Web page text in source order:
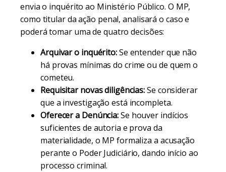
envia o inquérito ao Ministério Público. O MP,
como titular da ação penal, analisará o caso e
poderá tomar uma de quatro decisões:
Arquivar o inquérito:Se entender que não
há provas mínimas do crime ou de quem o
cometeu.
Requisitar novas diligências:Se considerar
que a investigação está incompleta.
Oferecer a Denúncia:Se houver indícios
suficientes de autoria e prova da
materialidade, o MP formaliza a acusação
perante o Poder Judiciário, dando início ao
processo criminal.